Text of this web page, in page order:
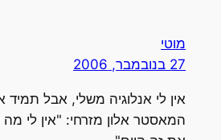
מוטי
27 בנובמבר, 2006
אין לי אנלוגיה משלי, אבל
המאסטר אלון מזרחי: "אין לי מה